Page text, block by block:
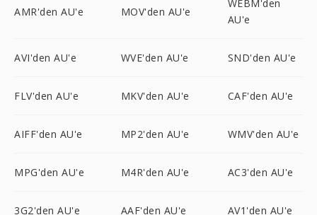
AMR'den AU'e MOV'den AU'e
WEBM'den
AU'e
AVI'den AU'e WVE'den AU'e SND'den AU'e
FLV'den AU'e MKV'den AU'e CAF'den AU'e
AIFF'den AU'e MP2'den AU'e WMV'den AU'e
MPG'den AU'e M4R'den AU'e AC3'den AU'e
3G2'den AU'e AAF'den AU'e AV1'den AU'e